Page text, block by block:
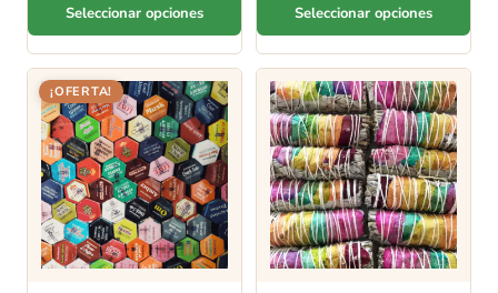
Seleccionar opciones Seleccionar opciones
¡OFERTA!